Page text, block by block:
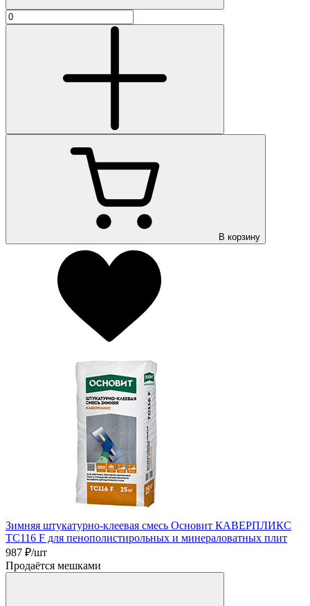
В корзину
Зимняя штукатурно-клеевая смесь Основит КАВЕРПЛИКС
TC116 F для пенополистирольных и минераловатных плит
987 ₽/шт
Продаётся мешками